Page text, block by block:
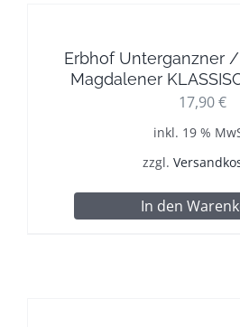
Erbhof Unterganzner
Magdalener
17,90€
inkl. 19 %
zzgl.
In den